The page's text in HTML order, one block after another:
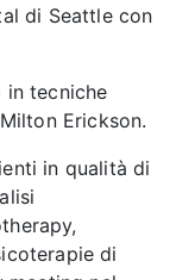
di Seattle con
in tecniche
Erickson.
in qualità di
di